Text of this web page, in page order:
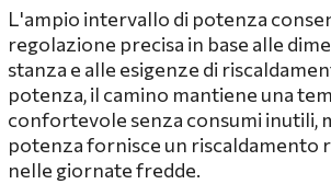
L'ampio intervallo di potenza
regolazione precisa in base alle
stanza e alle esigenze di
potenza, il camino mantiene una
confortevole senza consumi inutili,
potenza fornisce un riscaldamento
nelle giornate fredde.